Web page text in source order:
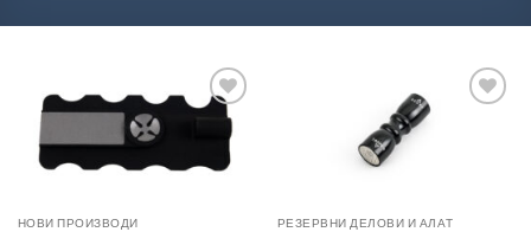
желботека
НОВИ ПРОИЗВОДИ РЕЗЕРВНИ ДЕЛОВИ И АЛАТ